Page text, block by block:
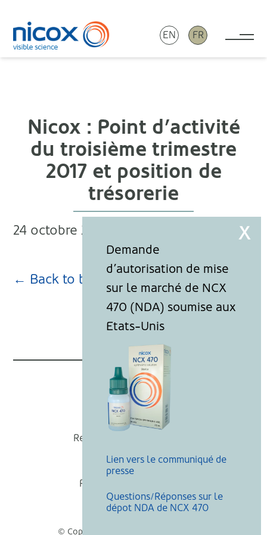
Nicox
EN FR
Nicox : Point d’activité
du troisième trimestre
2017 et position de
trésorerie
24 octobre 2017
← Back to blog page
Nicox
Recevoir nos actualités
Mentions légales
Politique de cookies
Recherche
© Copyright Nicox, Tous droits réservés
Lien vers le communiqué de
presse
Questions/Réponses sur le
dépot NDA de NCX 470